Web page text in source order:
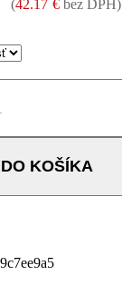
(42.17 € bez DPH)
KOŠÍKA